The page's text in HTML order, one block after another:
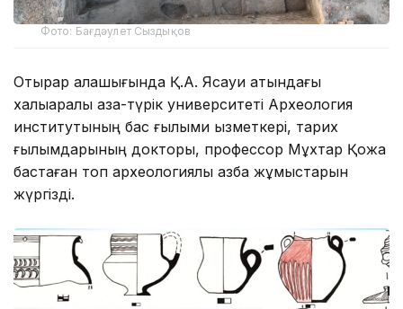
Фото: Бағдәулет Сыздықов
Отырар қалашығында Қ.А. Ясауи атындағы
халықаралық қазақ-түрік университеті Археология
институтының бас ғылыми қызметкері, тарих
ғылымдарының докторы, профессор Мұхтар Қожа
бастаған топ археологиялық қазба жұмыстарын
жүргізді.